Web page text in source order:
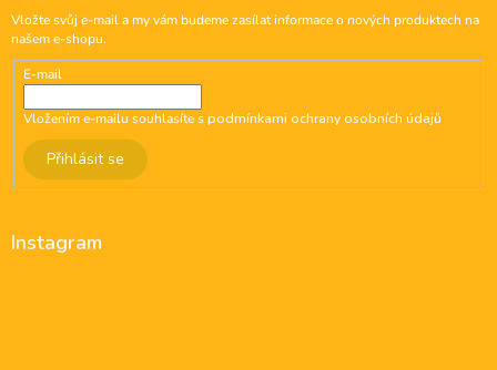
Vložte svůj e-mail a my vám budeme zasílat informace o nových produktech na
našem e-shopu.
E-mail
Vložením e-mailu souhlasíte spodmínkami ochrany osobních údajů
Přihlásit se
Instagram